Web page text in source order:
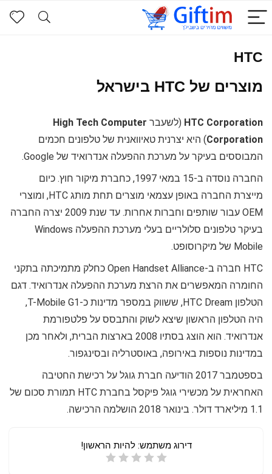
HTC
מוצרים של HTC בישראל
HTC Corporation (לשעבר High Tech Computer
Corporation) היא יצרנית טאיוואנית של טלפונים חכמים
המבוססים בעיקר על מערכת ההפעלה אנדרואיד של Google.
החברה נוסדה ב-15 במאי 1997, כחברת מיקור חוץ. כיום
מייצרת החברה באופן עצמאי מוצרים תחת מותג HTC, ומוצרי
OEM עבור שותפים וחברות אחרות. עד שנת 2009 יצרה החברה
בעיקר טלפונים סלולריים בעלי מערכת ההפעלה Windows
Mobile של מיקרוסופט.
HTC חברה ב-Open Handset Alliance כחלק מתמיכתה בתקני
החומרה המאפשרים את הרצת מערכת ההפעלה אנדרואיד. דגם
הטלפון HTC Dream, ששווק במספר מדינות כ-T-Mobile G1,
היה הטלפון הראשון שיצא לשוק והתבסס על פלטפורמת
אנדרואיד. הוא הוצג בסתיו 2008 בארצות הברית, ולאחר מכן
במדינות נוספות באירופה, באוסטרליה ובסינגפור.
בספטמבר 2017 הודיעה חברת גוגל על רכישת החטיבה
האחראית על מכשירי גוגל פיקסל בחברת HTC תמורת סכום של
1.1 מיליארד דולר. בינואר 2018 הושלמה הרכישה.
דירוג משתמש:להיות הראשון!